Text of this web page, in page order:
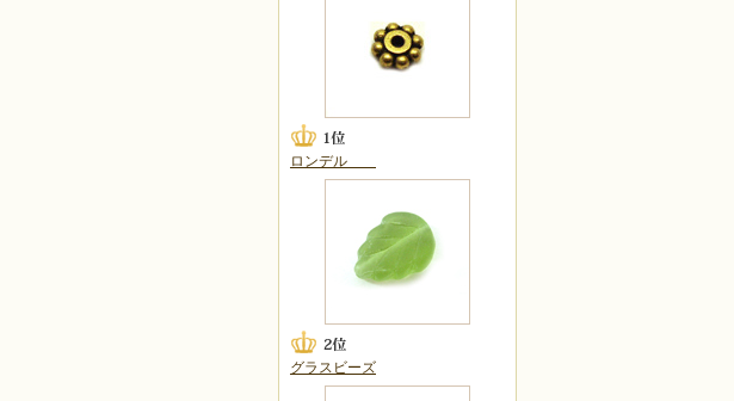
ロンデル
グラスビーズ